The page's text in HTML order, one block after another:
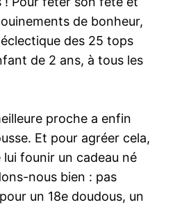
de bonheur,
des 25 tops
de 2 ans, à tous les
proche a enfin
Et pour agréer cela,
founir un cadeau né
nous bien : pas
un 18e doudous, un